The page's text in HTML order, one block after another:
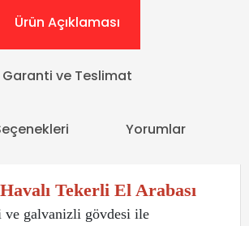
Ürün Açıklaması
Garanti ve Teslimat
Yorumlar
Tekerli El Arabası
ve galvanizli gövdesi ile